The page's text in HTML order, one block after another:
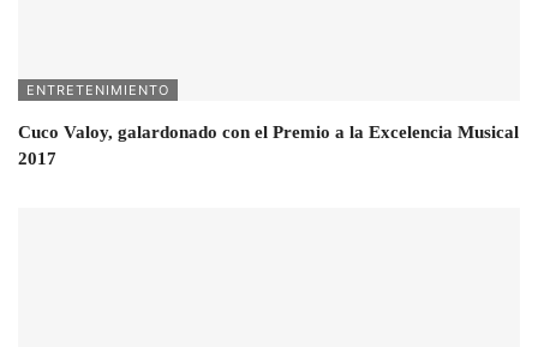
ENTRETENIMIENTO
Cuco Valoy, galardonado con el Premio a la Excelencia Musical
2017